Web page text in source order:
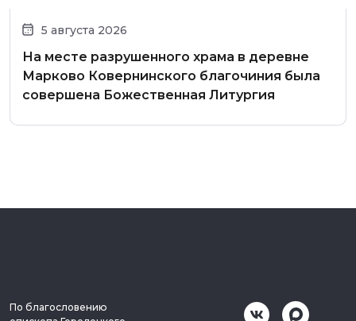
5 августа 2026
На месте разрушенного храма в деревне
Марково Ковернинского благочиния была
совершена Божественная Литургия
По благословению